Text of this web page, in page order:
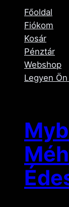
Főoldal
Fiókom
Kosár
Pénztár
Webshop
Legyen